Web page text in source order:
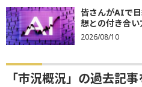
皆さんがAIで
想との付き合い
2026/08/10
「市況概況」の過去記